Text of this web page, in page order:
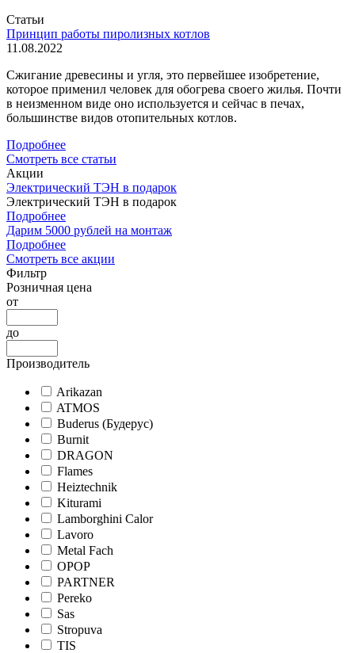
Статьи
Принцип работы пиролизных котлов
11.08.2022
Сжигание древесины и угля, это первейшее изобретение,
которое применил человек для обогрева своего жилья. Почти
в неизменном виде оно используется и сейчас в печах,
большинстве видов отопительных котлов.
Подробнее
Смотреть все статьи
Акции
Электрический ТЭН в подарок
Электрический ТЭН в подарок
Подробнее
Дарим 5000 рублей на монтаж
Подробнее
Смотреть все акции
Фильтр
Розничная цена
от
до
Производитель
Arikazan
ATMOS
Buderus (Будерус)
Burnit
DRAGON
Flames
Heiztechnik
Kiturami
Lamborghini Calor
Lavoro
Metal Fach
OPOP
PARTNER
Pereko
Sas
Stropuva
TIS